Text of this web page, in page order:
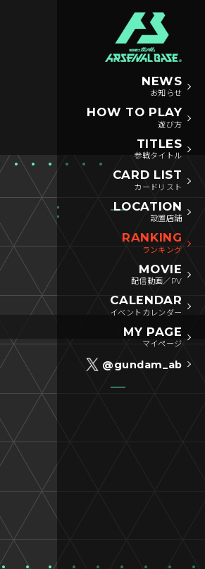
NEWS
お知らせ
HOW TO PLAY
遊び方
TITLES
参戦タイトル
CARD LIST
カードリスト
LOCATION
設置店舗
RANKING
ランキング
MOVIE
配信動画／PV
CALENDAR
イベントカレンダー
MY PAGE
マイページ
@gundam_ab